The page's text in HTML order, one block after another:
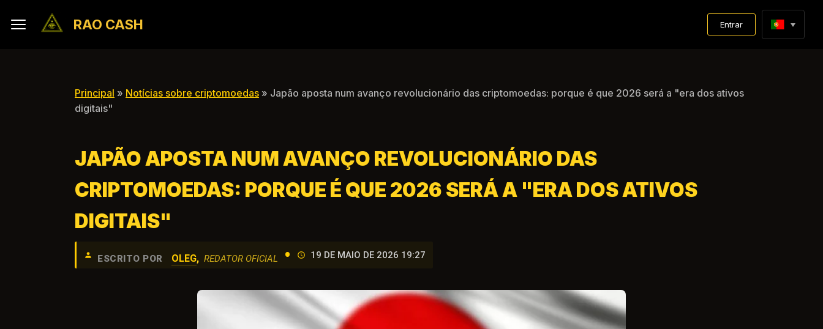
RAO CASH Entrar
Principal » Notícias sobre criptomoedas » Japão aposta num avanço revolucionário das criptomoedas: porque é que 2026 será a "era dos ativos
digitais"
JAPÃO APOSTA NUM AVANÇO REVOLUCIONÁRIO DAS
CRIPTOMOEDAS: PORQUE É QUE 2026 SERÁ A "ERA DOS ATIVOS
DIGITAIS"
ESCRITO POR OLEG, REDATOR OFICIAL • 19 DE MAIO DE 2026 19:27